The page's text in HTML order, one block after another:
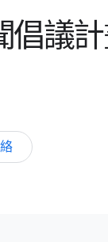
倡議